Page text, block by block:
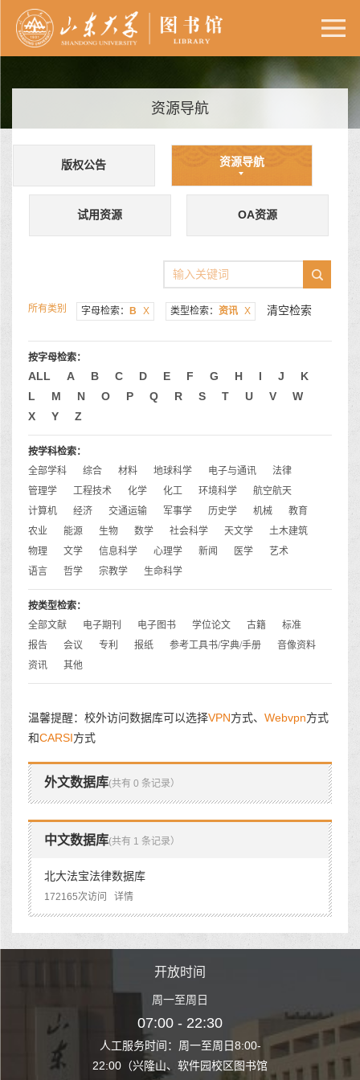
资源导航
版权公告 资源导航
试用资源 OA资源
所有类别 字母检索： B X 类型检索： 资讯 X 清空检索
按字母检索：
ALL A B C D E F G H I J
K
L
M N O P Q R S T U V
W
X
Y Z
按学科检索：
全部学科
综合 材料 地球科学 电子与通讯
法律
管理学
工程技术 化学 化工 环境科学
航空航天
计算机
经济 交通运输 军事学 历史学 机械
教育
农业
能源 生物 数学 社会科学 天文学
土木建筑
物理
文学 信息科学 心理学 新闻 医学
艺术
语言
哲学 宗教学 生命科学
按类型检索：
全部文献
电子期刊 电子图书 学位论文 古籍
标准
报告
会议 专利 报纸 参考工具书/字典/手册
音像资料
资讯
其他
温馨提醒：校外访问数据库可以选择VPN方式、 Webvpn方式
和CARSI方式
外文数据库(共有 0 条记录）
中文数据库(共有 1 条记录）
北大法宝法律数据库
172165次访问 详情
至周日8:00-
园校区图书馆
开放时间
周一至周日
07:00 - 22:30
人工服务时间：周一至周日8:00-
22:00（兴隆山、软件园校区图书馆
人工服务时间
22:00（兴隆山